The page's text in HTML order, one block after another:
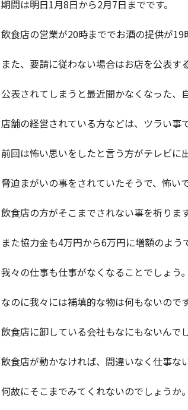
期間は明日1月8日から2月7日までです。
飲食店の営業が20時まででお酒の提供が19
また、要請に従わない場合はお店を公表す
公表されてしまうと最近聞かなくなった、
店舗の経営されている方などは、ツラい事
前回は怖い思いをしたと言う方がテレビに
脅迫まがいの事をされていたそうで、怖い
飲食店の方がそこまでされない事を祈ります
また協力金も4万円から6万円に増額のよう
我々の仕事も仕事がなくなることでしょう。
なのに我々には補填的な物は何もないので
飲食店に卸している会社もなにもないんで
飲食店が動かなければ、間違いなく仕事な
何故にそこまでみてくれないのでしょうか。